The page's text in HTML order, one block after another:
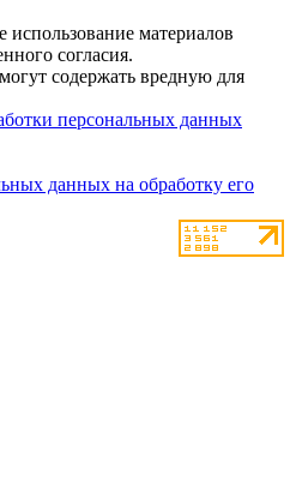
материалов
согласия.
содержать вредную для
персональных данных
данных на обработку его